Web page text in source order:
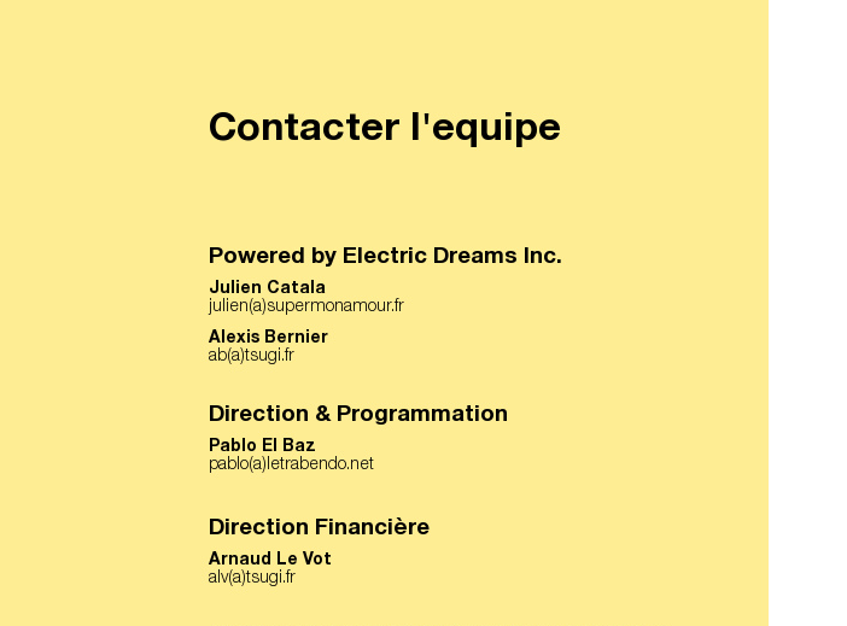
Contacter l'equipe
Powered by Electric Dreams Inc.
Julien Catala
julien(a)supermonamour.fr
Alexis Bernier
ab(a)tsugi.fr
Direction & Programmation
Pablo El Baz
pablo(a)letrabendo.net
Direction Financière
Arnaud Le Vot
alv(a)tsugi.fr